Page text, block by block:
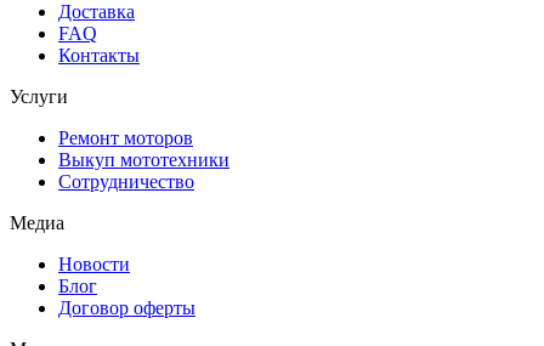
Доставка
FAQ
Контакты
Услуги
Ремонт моторов
Выкуп мототехники
Сотрудничество
Медиа
Новости
Блог
Договор оферты